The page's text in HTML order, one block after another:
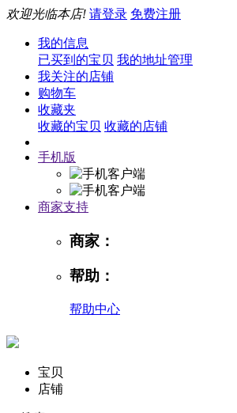
欢迎光临本店! 请登录 免费注册
我的信息
已买到的宝贝 我的地址管理
我关注的店铺
购物车
收藏夹
收藏的宝贝 收藏的店铺
手机版
商家支持
商家：
帮助：
帮助中心
宝贝
店铺